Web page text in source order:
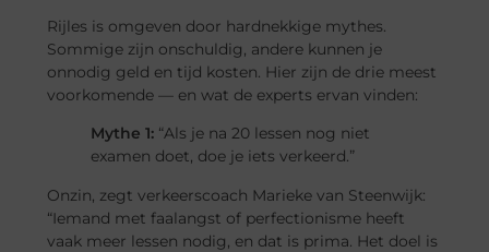
Rijles is omgeven door hardnekkige mythes.
Sommige zijn onschuldig, andere kunnen je
onnodig geld en tijd kosten. Hier zijn de drie meest
voorkomende — en wat de experts ervan vinden:
Mythe 1:“Als je na 20 lessen nog niet
examen doet, doe je iets verkeerd.”
Onzin, zegt verkeerscoach Marieke van Steenwijk:
“Iemand met faalangst of perfectionisme heeft
vaak meer lessen nodig, en dat is prima. Het doel is